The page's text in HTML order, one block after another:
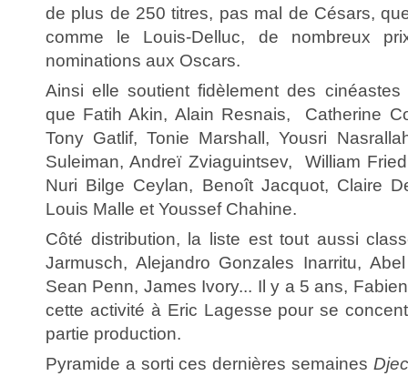
de plus de 250 titres, pas mal de Césars,
comme le Louis-Delluc, de nombreux
nominations aux Oscars.
Ainsi elle soutient fidèlement des
que Fatih Akin, Alain Resnais, Catherine
Tony Gatlif, Tonie Marshall, Yousri
Suleiman, Andreï Zviaguintsev, William
Nuri Bilge Ceylan, Benoît Jacquot, Claire
Louis Malle et Youssef Chahine.
Côté distribution, la liste est tout aussi
Jarmusch, Alejandro Gonzales Inarritu,
Sean Penn, James Ivory... Il y a 5 ans,
cette activité à Eric Lagesse pour se
partie production.
Pyramide a sorti ces dernières semaines